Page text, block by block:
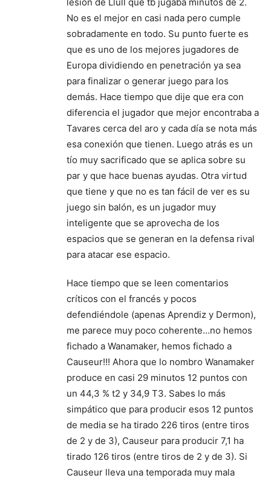
No es el mejor en casi nada pero cumple
sobradamente en todo. Su punto fuerte es
que es uno de los mejores jugadores de
Europa dividiendo en penetración ya sea
para finalizar o generar juego para los
demás. Hace tiempo que dije que era con
diferencia el jugador que mejor encontraba a
Tavares cerca del aro y cada día se nota más
esa conexión que tienen. Luego atrás es un
tío muy sacrificado que se aplica sobre su
par y que hace buenas ayudas. Otra virtud
que tiene y que no es tan fácil de ver es su
juego sin balón, es un jugador muy
inteligente que se aprovecha de los
espacios que se generan en la defensa rival
para atacar ese espacio.
Hace tiempo que se leen comentarios
críticos con el francés y pocos
defendiéndole (apenas Aprendiz y Dermon),
me parece muy poco coherente…no hemos
fichado a Wanamaker, hemos fichado a
Causeur!!! Ahora que lo nombro Wanamaker
produce en casi 29 minutos 12 puntos con
un 44,3 % t2 y 34,9 T3. Sabes lo más
simpático que para producir esos 12 puntos
de media se ha tirado 226 tiros (entre tiros
de 2 y de 3), Causeur para producir 7,1 ha
tirado 126 tiros (entre tiros de 2 y de 3). Si
Causeur lleva una temporada muy mala